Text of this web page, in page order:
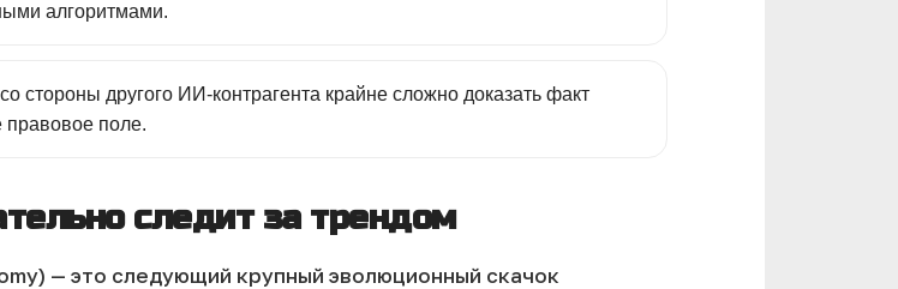
алгоритмами.
стороны другого ИИ-контрагента крайне сложно доказать факт
правовое поле.
следит за трендом
— это следующий крупный эволюционный скачок